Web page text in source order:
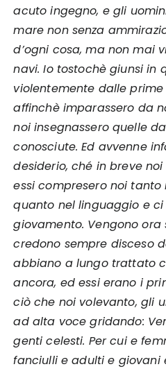
acuto ingegno, e gli
mare non senza
d’ogni cosa, ma non mai
navi. Io tostochè giunsi in
violentemente dalle
affinchè imparassero da
noi insegnassero quelle
conosciute. Ed avvenne
desiderio, ché in breve
essi compresero noi tanto
quanto nel linguaggio e
giovamento. Vengono
credono sempre disceso
abbiano a lungo trattato
ancora, ed essi erano i
ciò che noi volevanto, gli
ad alta voce gridando:
genti celesti. Per cui e
fanciulli e adulti e giovani